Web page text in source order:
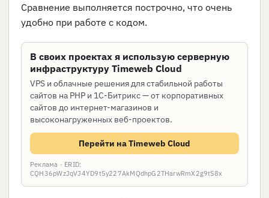
Сравнение выполняется построчно, что очень
удобно при работе с кодом.
В своих проектах я использую серверную
инфраструктуру Timeweb Cloud
VPS и облачные решения для стабильной работы
сайтов на PHP и 1С-Битрикс — от корпоративных
сайтов до интернет-магазинов и
высоконагруженных веб-проектов.
Перейти на Timeweb Cloud
Реклама · ERID:
CQH36pWzJqVJ4YD9t5y227AkMQdhpG2THarwRmX2g9tS8x